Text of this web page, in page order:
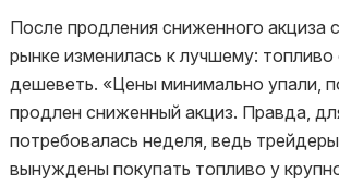
После продления сниженного акциза
рынке изменилась к лучшему: топливо
дешеветь. «Цены минимально упали,
продлен сниженный акциз. Правда,
потребовалась неделя, ведь
вынуждены покупать топливо у